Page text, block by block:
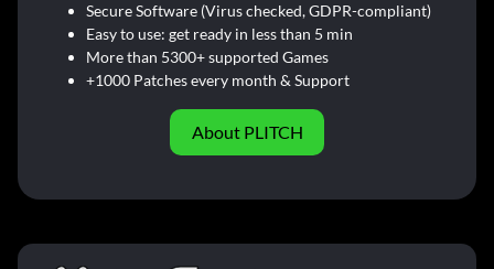
Secure Software (Virus checked, GDPR-compliant)
Easy to use: get ready in less than 5 min
More than 5300+ supported Games
+1000 Patches every month & Support
About PLITCH